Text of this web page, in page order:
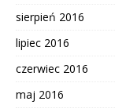
sierpień 2016
lipiec 2016
czerwiec 2016
maj 2016